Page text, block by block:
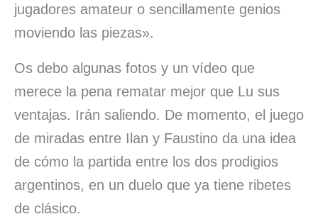
jugadores amateur o sencillamente genios
moviendo las piezas».
Os debo algunas fotos y un vídeo que
merece la pena rematar mejor que Lu sus
ventajas. Irán saliendo. De momento, el juego
de miradas entre Ilan y Faustino da una idea
de cómo la partida entre los dos prodigios
argentinos, en un duelo que ya tiene ribetes
de clásico.